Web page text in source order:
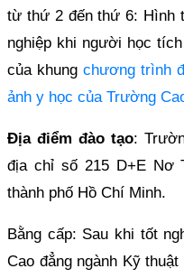
từ thứ 2 đến thứ 6: Hình
nghiệp khi người học
của khung chương trình
ảnh y học của Trường
Địa điểm đào tạo:
địa chỉ số 215 D+E Nơ
thành phố Hồ Chí Minh.
Bằng cấp: Sau khi tốt
Cao đẳng ngành Kỹ